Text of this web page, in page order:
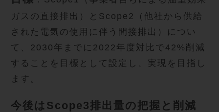
ガスの直接排出）とScope2（他社から供給
された電気の使用に伴う間接排出）につい
て、2030年までに2022年度対比で42%削減
することを目標として設定し、実現を目指し
ます。
今後はScope3排出量の把握と削減